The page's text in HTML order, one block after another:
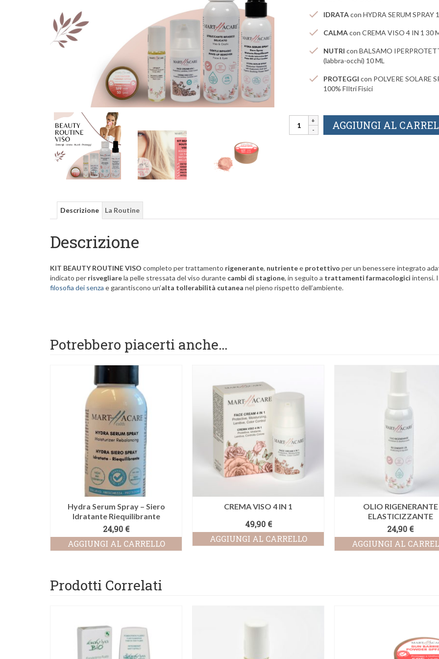
IDRATAcon HYDRA SERUM SPRAY
CALMAcon CREMA VISO 4 IN 1 30
NUTRI con BALSAMO
(labbra-occhi) 10 ML
PROTEGGI con POLVERE SOLARE
100% FIltri Fisici
BEAUTY
AGGIUNGI AL
Descrizione La Routine
Descrizione
KIT BEAUTY ROUTINE VISO completo per trattamento rigenerante, nutrientee protettivo per un benessere integrato
indicato per risvegliarela pelle stressata del viso durante cambi di stagione, in seguito a trattamenti farmacologici intensi.
filosofia dei senza e garantiscono un’alta tollerabilità cutanea nel pieno rispetto dell’ambiente.
Potrebbero piacerti anche…
Hydra Serum Spray – Siero
Idratante Riequilibrante
24,90 €
AGGIUNGI AL CARRELLO
CREMA VISO 4 IN 1
49,90 €
AGGIUNGI AL CARRELLO
OLIO RIGENERANTE
ELASTICIZZANTE
24,90 €
AGGIUNGI AL
Prodotti Correlati